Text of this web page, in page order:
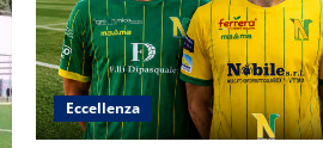
Eccellenza